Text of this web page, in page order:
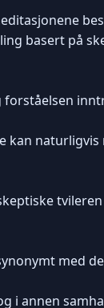
basert på
med
i annen